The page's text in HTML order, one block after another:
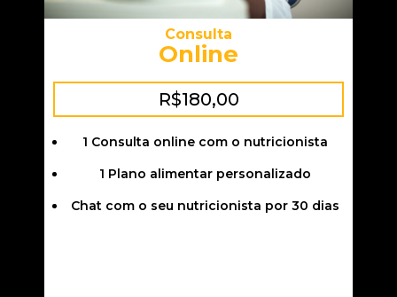
Consulta
Online
R$180,00
1 Consulta online com o nutricionista
1 Plano alimentar personalizado
Chat com o seu nutricionista por 30 dias